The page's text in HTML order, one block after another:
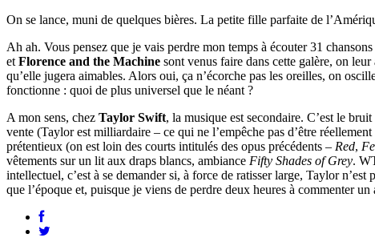
On se lance, muni de quelques bières. La petite fille parfaite de
Ah ah. Vous pensez que je vais perdre mon temps à écouter 31 chansons
et Florence and the Machine sont venus faire dans cette galère, on
qu’elle jugera aimables. Alors oui, ça n’écorche pas les oreilles, on
fonctionne : quoi de plus universel que le néant ?
A mon sens, chez Taylor Swift, la musique est secondaire. C’est le
vente (Taylor est milliardaire – ce qui ne l’empêche pas d’être
prétentieux (on est loin des courts intitulés des opus précédents – Red,
vêtements sur un lit aux draps blancs, ambiance Fifty Shades of Grey.
intellectuel, c’est à se demander si, à force de ratisser large, Taylor
que l’époque et, puisque je viens de perdre deux heures à commenter